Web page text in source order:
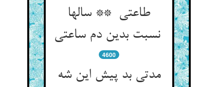
طاعتی ** سالها
نسبت بدین دم ساعتی
4600
مدتی بد پیش این شه